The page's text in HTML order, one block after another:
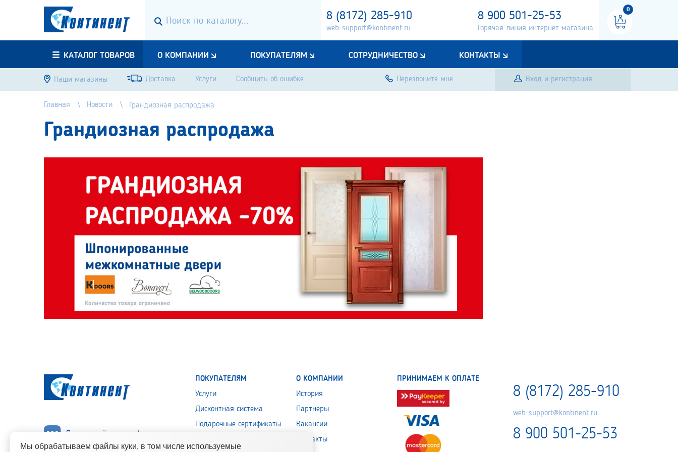
8 (8172) 285-910
web-support@kontinent.ru
8 900 501-25-53
Горячая линия интернет-магазина
0
КАТАЛОГ ТОВАРОВ О КОМПАНИИ ПОКУПАТЕЛЯМ СОТРУДНИЧЕСТВО КОНТАКТЫ
Наши магазины Доставка Услуги Сообщить об ошибке Перезвоните мне Вход и регистрация
Главная Новости Грандиозная распродажа
Грандиозная распродажа
Подписывайся на нас!
ПОКУПАТЕЛЯМ
Услуги
Дисконтная система
Подарочные сертификаты
персональных данных
О КОМПАНИИ
История
Партнеры
Вакансии
Контакты
ПРИНИМАЕМ К ОПЛАТЕ
8 (8172) 285-910
web-support@kontinent.ru
8 900 501-25-53
Мы обрабатываем файлы куки, в том числе используемые